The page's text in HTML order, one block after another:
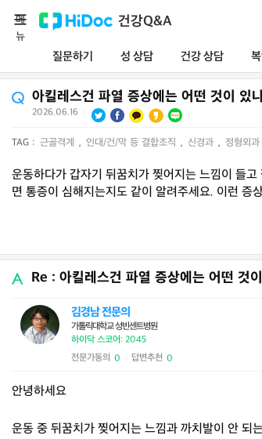
건강Q&A
질문하기 성 상담 건강 상담
메
뉴
아킬레스건 파열 증상에는 어떤 것이 있
2026.06.16
TAG : 근골격계 , 인대/건/막 등 결합조직 , 신경과 , 정형외과
운동하다가 갑자기 뒤꿈치가 찢어지는 느낌이 들
면 통증이 심해지는지도 같이 알려주세요. 이런 증
Re : 아킬레스건 파열 증상에는 어떤 것
김경남 전문의
가톨릭대학교 성빈센트병원
하이닥 스코어: 2045
전문가동의 0 답변추천 0
안녕하세요
운동 중 뒤꿈치가 찢어지는 느낌과 까치발이 안 되